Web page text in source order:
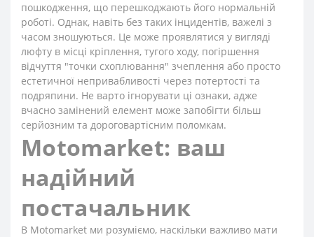
пошкодження, що перешкоджають його нормальній
роботі. Однак, навіть без таких інцидентів, важелі з
часом зношуються. Це може проявлятися у вигляді
люфту в місці кріплення, тугого ходу, погіршення
відчуття "точки схоплювання" зчеплення або просто
естетичної непривабливості через потертості та
подряпини. Не варто ігнорувати ці ознаки, адже
вчасно замінений елемент може запобігти більш
серйозним та дороговартісним поломкам.
Motomarket: ваш
надійний
постачальник
В Motomarket ми розуміємо, наскільки важливо мати